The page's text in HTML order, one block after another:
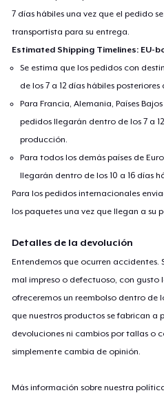
7 días hábiles una vez que el pedido
transportista para su entrega.
Estimated Shipping Timelines: EU-
Se estima que los pedidos con
de los 7 a 12 días hábiles
Para Francia, Alemania, Países
pedidos llegarán dentro de los 7 a
producción.
Para todos los demás países de
llegarán dentro de los 10 a 16 días
Para los pedidos internacionales
los paquetes una vez que llegan a su
Detalles de la devolución
Entendemos que ocurren accidentes.
mal impreso o defectuoso, con gusto
ofreceremos un reembolso dentro de
que nuestros productos se fabrican a
devoluciones ni cambios por tallas o
simplemente cambia de opinión.
Más información sobre nuestra